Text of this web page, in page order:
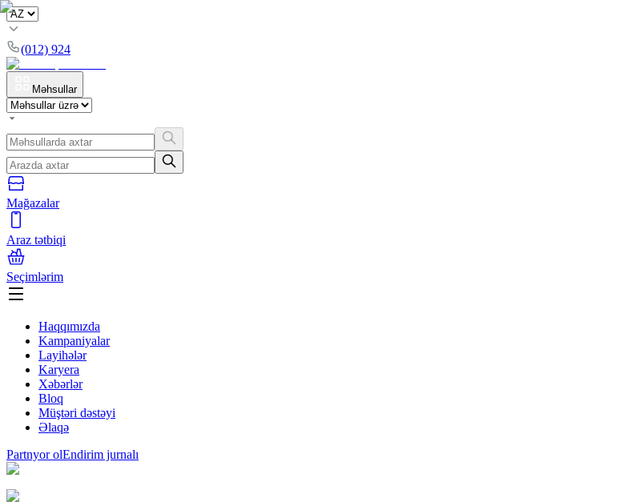
(012) 924
Məhsullar
Mağazalar
Araz tətbiqi
Seçimlərim
Haqqımızda
Kampaniyalar
Layihələr
Karyera
Xəbərlər
Bloq
Müştəri dəstəyi
Əlaqə
Partnyor olEndirim jurnalı